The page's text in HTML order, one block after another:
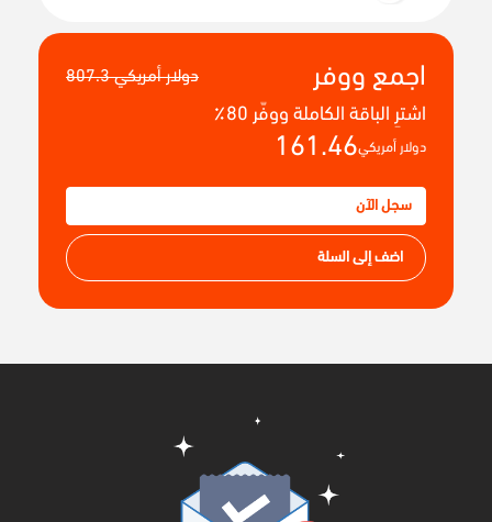
اجمع ووفر 807.3 دولار أمريكي
اشترِ الباقة الكاملة ووفّر 80٪
161.46دولار أمريكي
سجل الآن
اضف إلى السلة